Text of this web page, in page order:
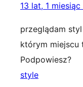
13 lat, 1 miesiąc
przeglądam
którym miejscu
Podpowiesz?
style